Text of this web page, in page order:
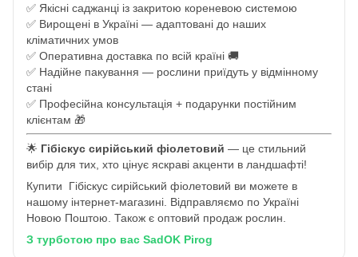
✅ Якісні саджанці із закритою кореневою системою
✅ Вирощені в Україні — адаптовані до наших
кліматичних умов
✅ Оперативна доставка по всій країні 🚚
✅ Надійне пакування — рослини приїдуть у відмінному
стані
✅ Професійна консультація + подарунки постійним
клієнтам 🎁
🌟 Гібіскус сирійський фіолетовий — це стильний
вибір для тих, хто цінує яскраві акценти в ландшафті!
Купити Гібіскус сирійський фіолетовий ви можете в
нашому інтернет-магазині. Відправляємо по Україні
Новою Поштою. Також є оптовий продаж рослин.
З турботою про вас SadOK Pirog